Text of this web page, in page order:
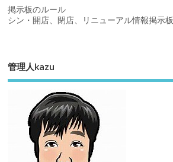
掲示板のルール
シン・開店、閉店、リニューアル情報掲示板
管理人kazu